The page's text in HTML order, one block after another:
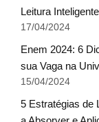
Leitura
17/04/2024
Enem 2024: 6
sua Vaga na
15/04/2024
5 Estratégias de